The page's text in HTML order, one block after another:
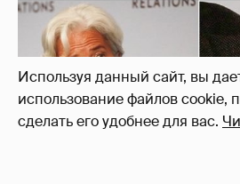
Используя данный сайт, вы
использование файлов cookie,
сделать его удобнее для вас.